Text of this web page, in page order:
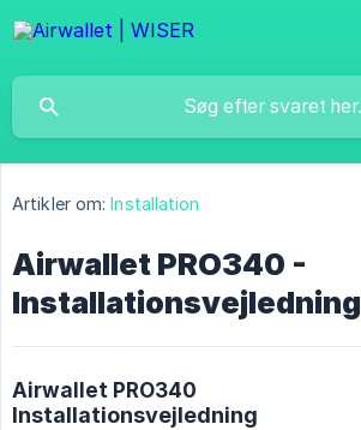
Artikler om: Installation
Airwallet PRO340 -
Installationsvejledning
Airwallet PRO340
Installationsvejledning